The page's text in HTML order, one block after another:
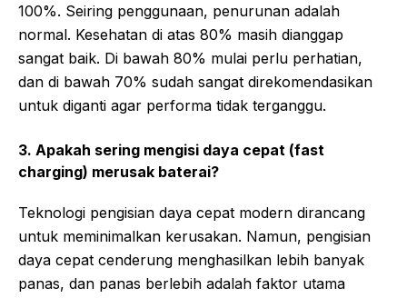
100%. Seiring penggunaan, penurunan adalah
normal. Kesehatan di atas 80% masih dianggap
sangat baik. Di bawah 80% mulai perlu perhatian,
dan di bawah 70% sudah sangat direkomendasikan
untuk diganti agar performa tidak terganggu.
3. Apakah sering mengisi daya cepat (fast
charging) merusak baterai?
Teknologi pengisian daya cepat modern dirancang
untuk meminimalkan kerusakan. Namun, pengisian
daya cepat cenderung menghasilkan lebih banyak
panas, dan panas berlebih adalah faktor utama